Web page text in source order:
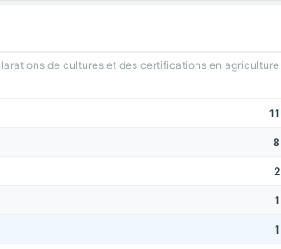
de cultures et des certifications en agriculture
11
8
2
1
1